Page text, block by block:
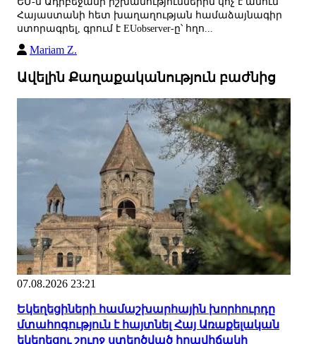
Հայաստանի հետ խաղաղության համաձայնագիր
ստորագրել, գրում է EUobserver-ը՝ հղո...
Mariam Z.
Ավելին Քաղաքականություն բաժնից
07.08.2026 23:21
Եկեղեցիների համաշխարհային խորհուրդը
մտահոգություն է հայտնել Հայ Առաքելական
եկեղեցու շուրջ ստեղծված իրավիճակի